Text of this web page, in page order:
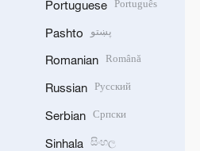
Portuguese Português
Pashto پښتو
Romanian Română
Russian Русский
Serbian Српски
Sinhala සිංහල